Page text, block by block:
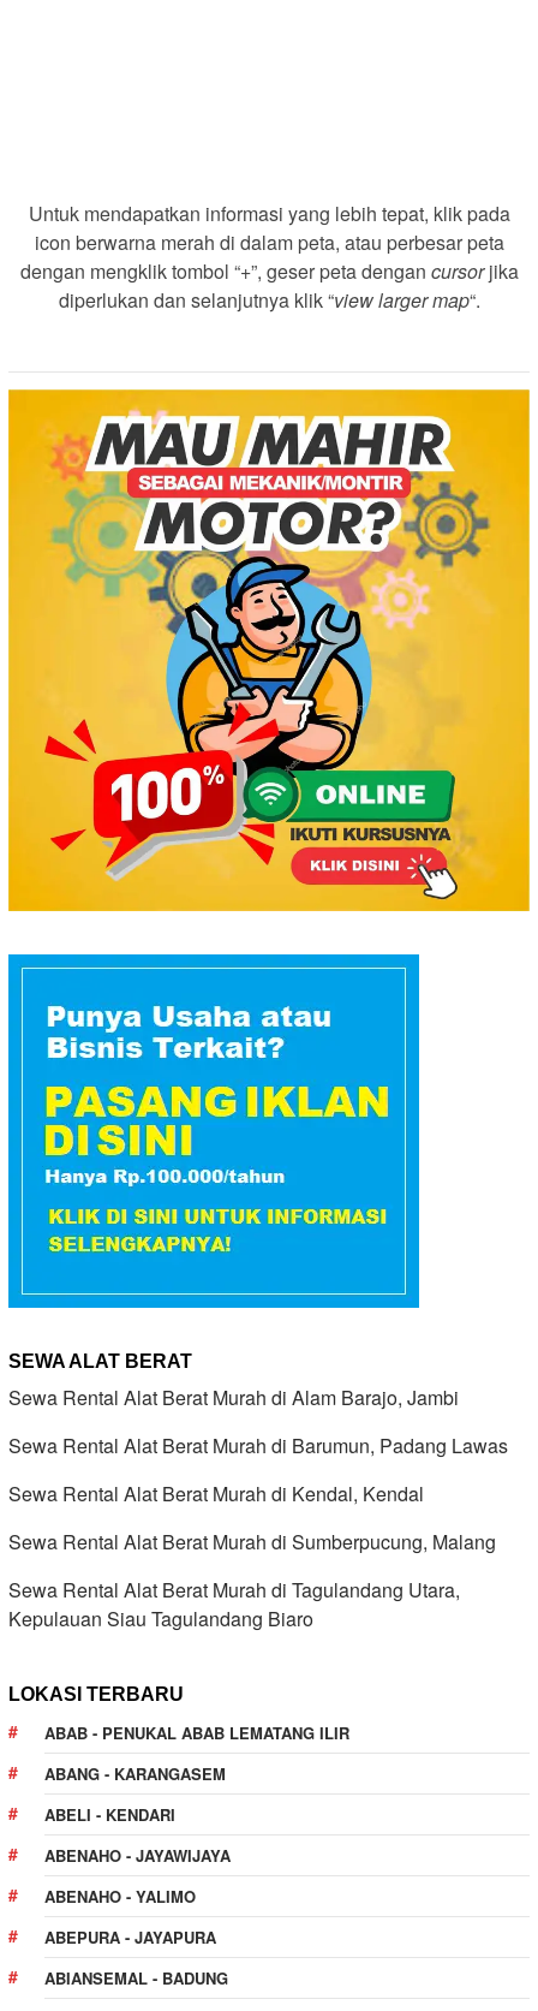
Untuk mendapatkan informasi yang lebih tepat, klik pada
icon berwarna merah di dalam peta, atau perbesar peta
dengan mengklik tombol “+”, geser peta dengan cursorjika
diperlukan dan selanjutnya klik “view larger map“.
SEWA ALAT BERAT
Sewa Rental Alat Berat Murah di Alam Barajo, Jambi
Sewa Rental Alat Berat Murah di Barumun, Padang Lawas
Sewa Rental Alat Berat Murah di Kendal, Kendal
Sewa Rental Alat Berat Murah di Sumberpucung, Malang
Sewa Rental Alat Berat Murah di Tagulandang Utara,
Kepulauan Siau Tagulandang Biaro
LOKASI TERBARU
ABAB - PENUKAL ABAB LEMATANG ILIR
ABANG - KARANGASEM
ABELI - KENDARI
ABENAHO - JAYAWIJAYA
ABENAHO - YALIMO
ABEPURA - JAYAPURA
ABIANSEMAL - BADUNG